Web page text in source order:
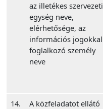
az illetékes szervezeti
egység neve,
elérhetősége, az
információs jogokkal
foglalkozó személy
neve
14.
A közfeladatot ellátó